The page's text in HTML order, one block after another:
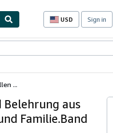
USD
Site
preferences
Sign in
...
Belehrung aus
Familie.Band